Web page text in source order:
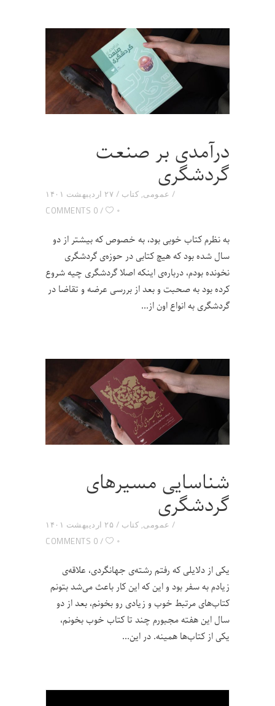
درآمدی بر صنعت
گردشگری
۲۷ اردیبهشت ۱۴۰۱ عمومی, کتاب
0 COMMENTS
۰
به نظرم کتاب خوبی بود، به خصوص که بیشتر از دو
سال شده بود که هیچ کتابی در حوزه‌ی گردشگری
نخونده بودم، درباره‌ی اینکه اصلا گردشگری چیه شروع
کرده بود به صحبت و بعد از بررسی عرضه و تقاضا در
گردشگری به انواع اون از
شناسایی مسیرهای
گردشگری
۲۵ اردیبهشت ۱۴۰۱ عمومی, کتاب
0 COMMENTS
۰
یکی از دلایلی که رفتم رشته‌ی جهانگردی، علاقه‌ی
زیادم به سفر بود و این که این کار باعث می‌شد بتونم
کتاب‌های مرتبط خوب و زیادی رو بخونم، بعد از دو
سال این هفته مجبورم چند تا کتاب خوب بخونم،
یکی از کتاب‌ها همینه. در این